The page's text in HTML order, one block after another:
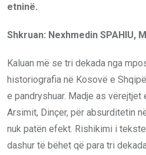
etninë.
Shkruan: Nexhmedin SPAHIU,
Kaluan më se tri dekada nga
historiografia në Kosovë e
e pandryshuar. Madje as
Arsimit, Dinçer, për absurditetin
nuk patën efekt. Rishikimi i
dashur të bëhet që para tri